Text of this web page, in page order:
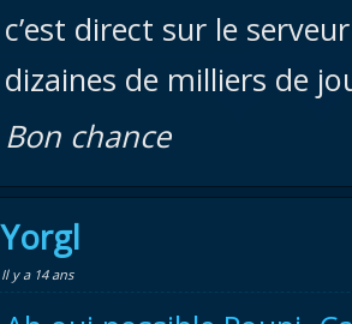
c’est direct sur le
dizaines de milliers de
Bon chance
Yorgl
Il y a 14 ans